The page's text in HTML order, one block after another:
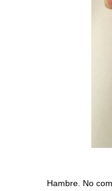
Hambre. No